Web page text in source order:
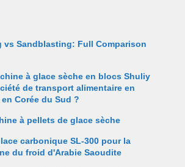
vs Sandblasting: Full Comparison
à glace sèche en blocs Shuliy
de transport alimentaire en
Corée du Sud ?
à pellets de glace sèche
carbonique SL-300 pour la
du froid d'Arabie Saoudite